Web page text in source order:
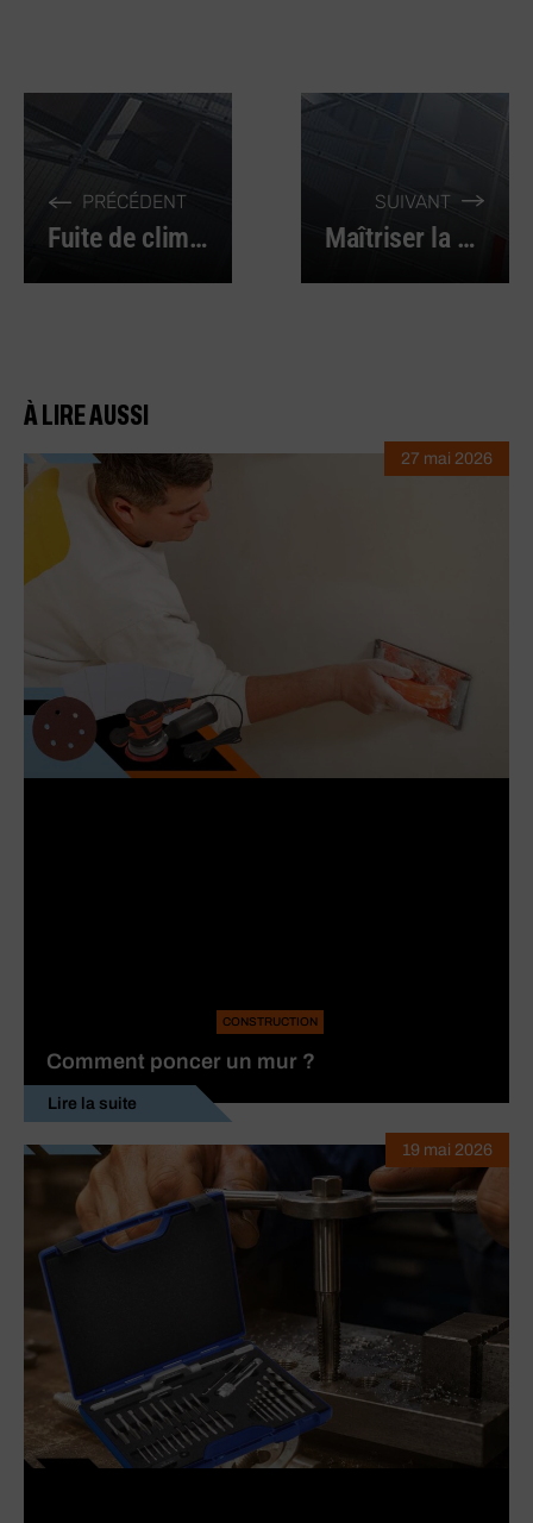
PRÉCÉDENT
Fuite de climatisation de voiture : guide de diagnostic et réparation
SUIVANT
Maîtriser la vidange par aspiration : guide complet
À LIRE AUSSI
CONSTRUCTION
Comment poncer un mur ?
Lire la suite
27 mai 2026
19 mai 2026